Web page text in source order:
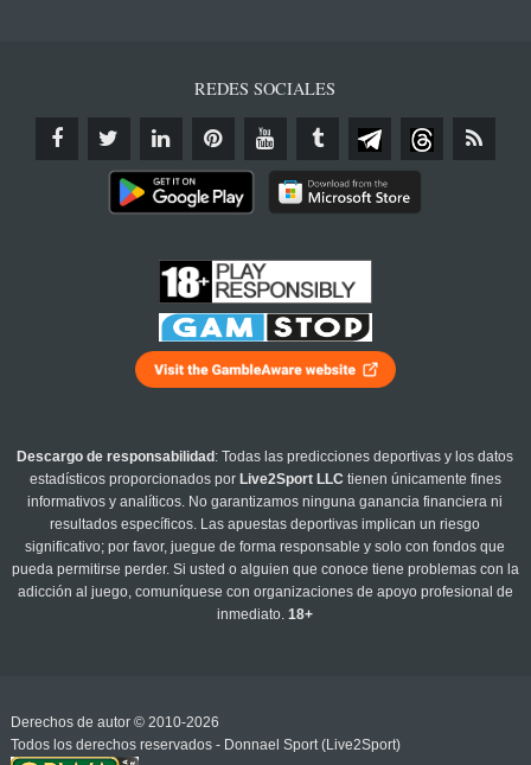
REDES SOCIALES
Descargo de responsabilidad : Todas las predicciones deportivas y los datos
estadísticos proporcionados por Live2Sport LLC tienen únicamente fines
informativos y analíticos. No garantizamos ninguna ganancia financiera ni
resultados específicos. Las apuestas deportivas implican un riesgo
significativo; por favor, juegue de forma responsable y solo con fondos que
pueda permitirse perder. Si usted o alguien que conoce tiene problemas con la
adicción al juego, comuníquese con organizaciones de apoyo profesional de
inmediato.18+
Derechos de autor © 2010-2026
Todos los derechos reservados - Donnael Sport (Live2Sport)